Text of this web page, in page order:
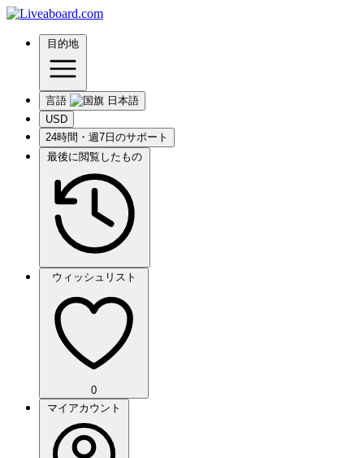
目的地
言語
USD
24時間・週7日のサポート
最後に閲覧したもの
ウィッシュリスト
0
マイアカウント